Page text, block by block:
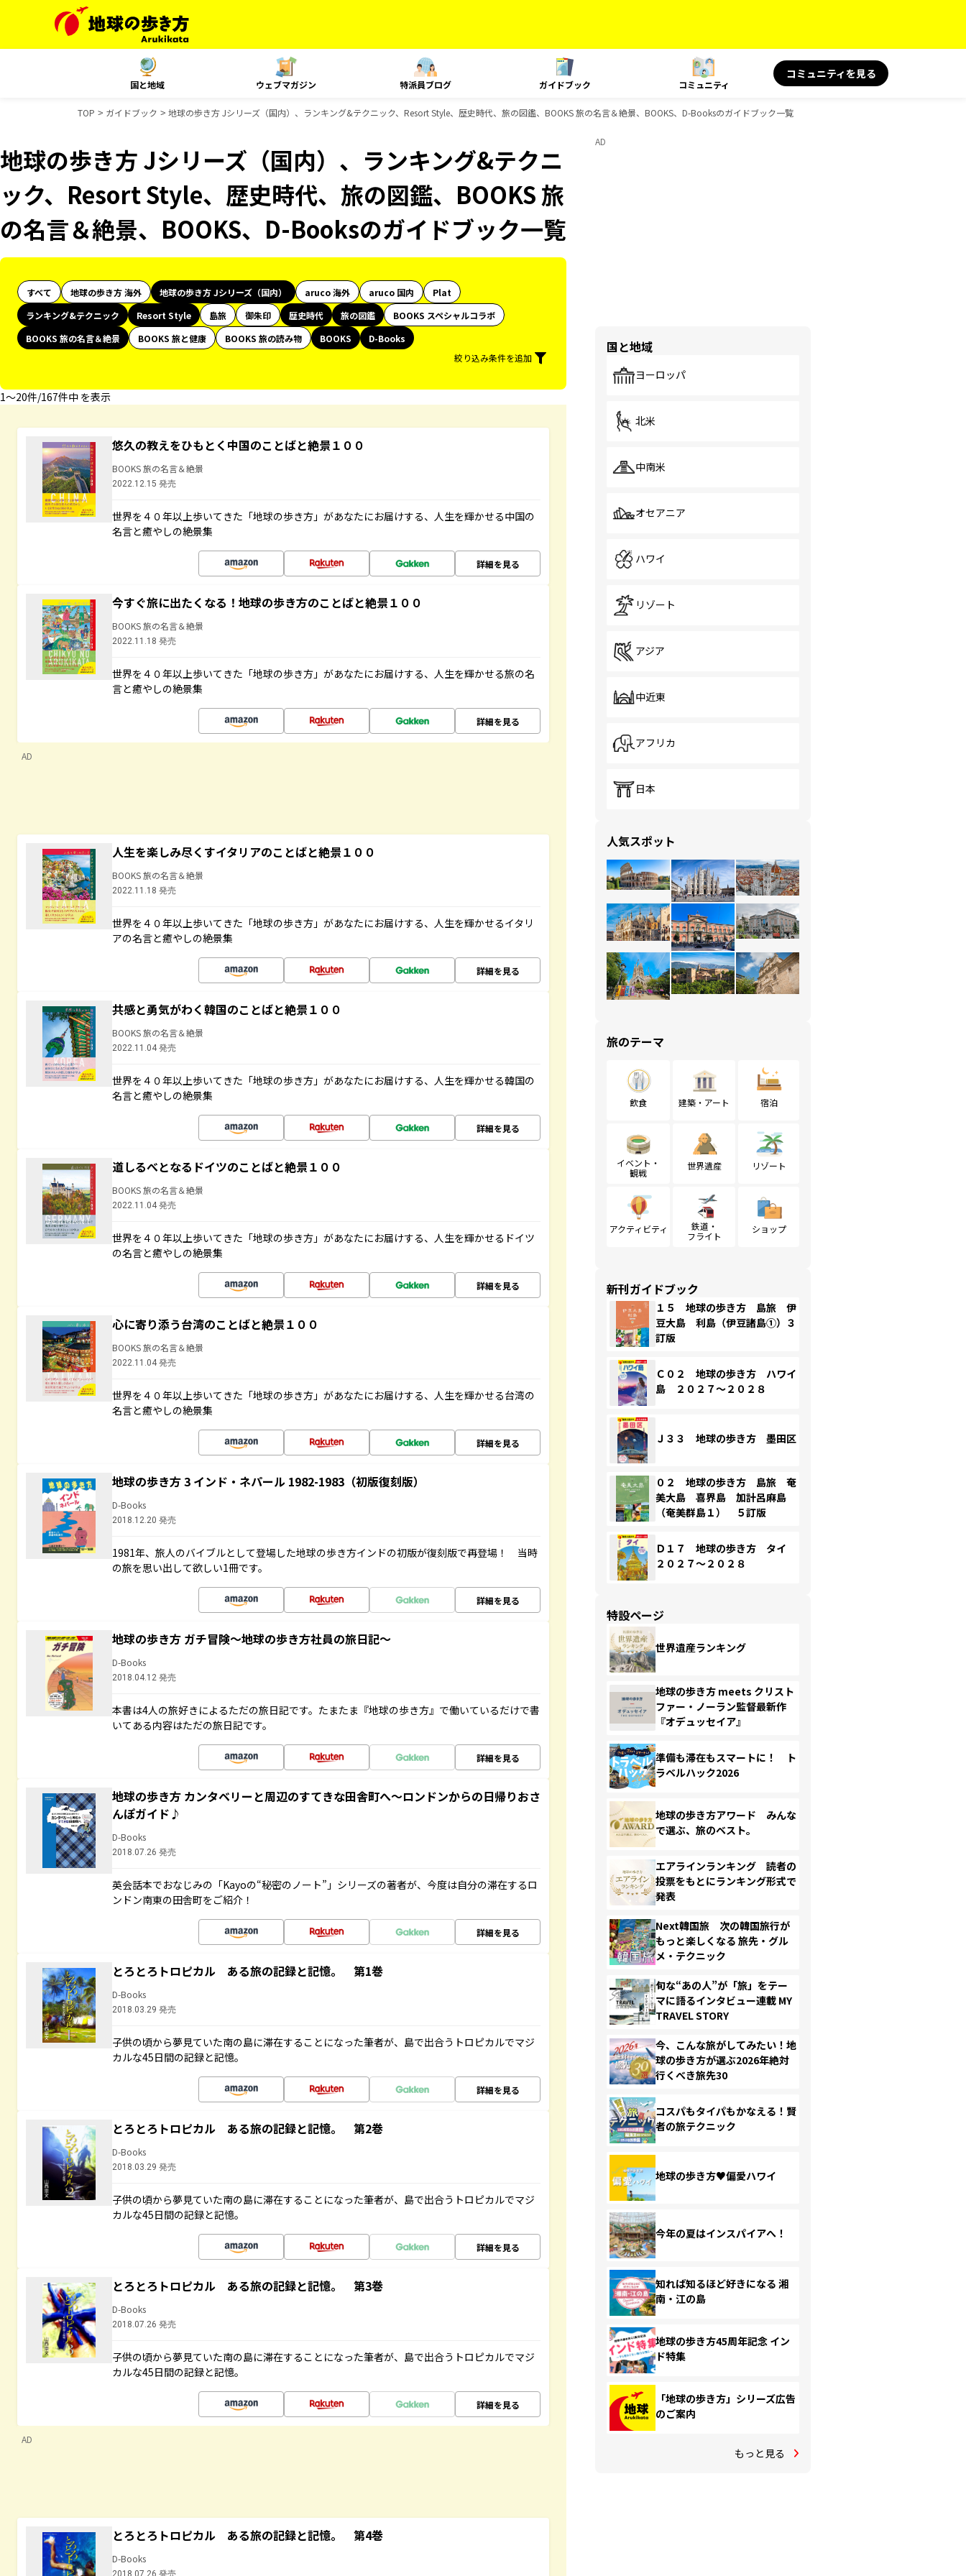
国と地域 ウェブマガジン 特派員ブログ ガイドブック コミュニティ
コミュニティを見る
TOP ガイドブック 地球の歩き方 Jシリーズ（国内）、ランキング&テクニック、Resort Style、歴史時代、旅の図鑑、BOOKS 旅の名言＆絶景、BOOKS、D-Booksのガイドブック一覧
地球の歩き方 Jシリーズ（国内）、ランキング&テクニ
ック、Resort Style、歴史時代、旅の図鑑、BOOKS 旅
の名言＆絶景、BOOKS、D-Booksのガイドブック一覧
すべて 地球の歩き方 海外 地球の歩き方 Jシリーズ（国内） aruco 海外 aruco 国内
Plat
ランキング&テクニック
Resort Style 島旅 御朱印 歴史時代 旅の図鑑
BOOKS スペシャルコラボ
BOOKS 旅の名言＆絶景
BOOKS 旅と健康 BOOKS 旅の読み物 BOOKS
D-Books
絞り込み条件を追加
1〜20件/167件中 を表示
悠久の教えをひもとく中国のことばと絶景１００
BOOKS 旅の名言＆絶景
2022.12.15 発売
世界を４０年以上歩いてきた「地球の歩き方」があなたにお届けする、人生を輝かせる中国の
名言と癒やしの絶景集
詳細を見る
今すぐ旅に出たくなる！地球の歩き方のことばと絶景１００
BOOKS 旅の名言＆絶景
2022.11.18 発売
世界を４０年以上歩いてきた「地球の歩き方」があなたにお届けする、人生を輝かせる旅の名
言と癒やしの絶景集
詳細を見る
AD
人生を楽しみ尽くすイタリアのことばと絶景１００
BOOKS 旅の名言＆絶景
2022.11.18 発売
世界を４０年以上歩いてきた「地球の歩き方」があなたにお届けする、人生を輝かせるイタリ
アの名言と癒やしの絶景集
詳細を見る
共感と勇気がわく韓国のことばと絶景１００
BOOKS 旅の名言＆絶景
2022.11.04 発売
世界を４０年以上歩いてきた「地球の歩き方」があなたにお届けする、人生を輝かせる韓国の
名言と癒やしの絶景集
詳細を見る
道しるべとなるドイツのことばと絶景１００
BOOKS 旅の名言＆絶景
2022.11.04 発売
世界を４０年以上歩いてきた「地球の歩き方」があなたにお届けする、人生を輝かせるドイツ
の名言と癒やしの絶景集
詳細を見る
心に寄り添う台湾のことばと絶景１００
BOOKS 旅の名言＆絶景
2022.11.04 発売
世界を４０年以上歩いてきた「地球の歩き方」があなたにお届けする、人生を輝かせる台湾の
名言と癒やしの絶景集
詳細を見る
地球の歩き方 3 インド・ネパール 1982-1983（初版復刻版）
D-Books
2018.12.20 発売
1981年、旅人のバイブルとして登場した地球の歩き方インドの初版が復刻版で再登場！ 当時
の旅を思い出して欲しい1冊です。
詳細を見る
地球の歩き方 ガチ冒険～地球の歩き方社員の旅日記～
D-Books
2018.04.12 発売
本書は4人の旅好きによるただの旅日記です。たまたま『地球の歩き方』で働いているだけで書
いてある内容はただの旅日記です。
詳細を見る
地球の歩き方 カンタベリーと周辺のすてきな田舎町へ～ロンドンからの日帰りおさ
んぽガイド♪
D-Books
2018.07.26 発売
英会話本でおなじみの「Kayoの“秘密のノート”」シリーズの著者が、今度は自分の滞在するロ
ンドン南東の田舎町をご紹介！
詳細を見る
とろとろトロピカル ある旅の記録と記憶。 第1巻
D-Books
2018.03.29 発売
子供の頃から夢見ていた南の島に滞在することになった筆者が、島で出合うトロピカルでマジ
カルな45日間の記録と記憶。
詳細を見る
とろとろトロピカル ある旅の記録と記憶。 第2巻
D-Books
2018.03.29 発売
子供の頃から夢見ていた南の島に滞在することになった筆者が、島で出合うトロピカルでマジ
カルな45日間の記録と記憶。
詳細を見る
とろとろトロピカル ある旅の記録と記憶。 第3巻
D-Books
2018.07.26 発売
子供の頃から夢見ていた南の島に滞在することになった筆者が、島で出合うトロピカルでマジ
カルな45日間の記録と記憶。
詳細を見る
AD
とろとろトロピカル ある旅の記録と記憶。 第4巻
D-Books
2018.07.26 発売
AD
国と地域
ヨーロッパ
北米
中南米
オセアニア
ハワイ
リゾート
アジア
中近東
アフリカ
日本
人気スポット
旅のテーマ
飲食 建築・アート 宿泊
イベント・
観戦
世界遺産 リゾート
アクティビティ
鉄道・
フライト
ショップ
新刊ガイドブック
１５ 地球の歩き方 島旅 伊
豆大島 利島（伊豆諸島①）３
訂版
Ｃ０２ 地球の歩き方 ハワイ
島 ２０２７～２０２８
Ｊ３３ 地球の歩き方 墨田区
０２ 地球の歩き方 島旅 奄
美大島 喜界島 加計呂麻島
（奄美群島１） ５訂版
Ｄ１７ 地球の歩き方 タイ
２０２７～２０２８
特設ページ
世界遺産ランキング
地球の歩き方 meets クリスト
ファー・ノーラン監督最新作
『オデュッセイア』
準備も滞在もスマートに！ ト
ラベルハック2026
地球の歩き方アワード みんな
で選ぶ、旅のベスト。
エアラインランキング 読者の
投票をもとにランキング形式で
発表
Next韓国旅 次の韓国旅行が
もっと楽しくなる 旅先・グル
メ・テクニック
旬な“あの人”が「旅」をテー
マに語るインタビュー連載 MY
TRAVEL STORY
今、こんな旅がしてみたい！地
球の歩き方が選ぶ2026年絶対
行くべき旅先30
コスパもタイパもかなえる！賢
者の旅テクニック
地球の歩き方♥偏愛ハワイ
今年の夏はインスパイアへ！
知れば知るほど好きになる 湘
南・江の島
地球の歩き方45周年記念 イン
ド特集
「地球の歩き方」シリーズ広告
のご案内
もっと見る